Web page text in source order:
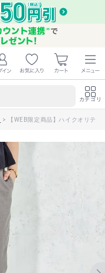
カテゴリ
> 【WEB限定商品】ハイクオリテ